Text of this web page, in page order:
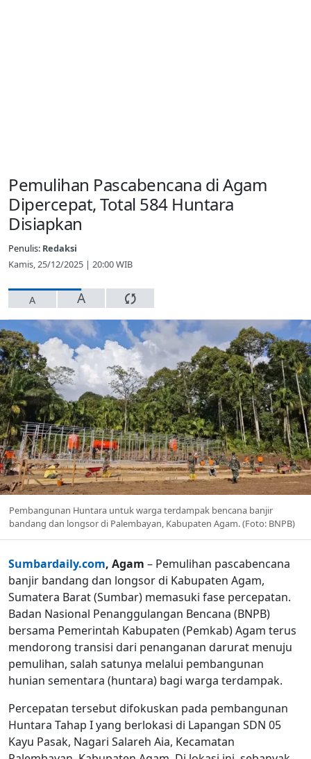
Pemulihan Pascabencana di Agam
Dipercepat, Total 584 Huntara
Disiapkan
Penulis: Redaksi
Kamis, 25/12/2025 | 20:00 WIB
A A
Pembangunan Huntara untuk warga terdampak bencana banjir
bandang dan longsor di Palembayan, Kabupaten Agam. (Foto: BNPB)
Sumbardaily.com, Agam – Pemulihan pascabencana
banjir bandang dan longsor di Kabupaten Agam,
Sumatera Barat (Sumbar) memasuki fase percepatan.
Badan Nasional Penanggulangan Bencana (BNPB)
bersama Pemerintah Kabupaten (Pemkab) Agam terus
mendorong transisi dari penanganan darurat menuju
pemulihan, salah satunya melalui pembangunan
hunian sementara (huntara) bagi warga terdampak.
Percepatan tersebut difokuskan pada pembangunan
Huntara Tahap I yang berlokasi di Lapangan SDN 05
Kayu Pasak, Nagari Salareh Aia, Kecamatan